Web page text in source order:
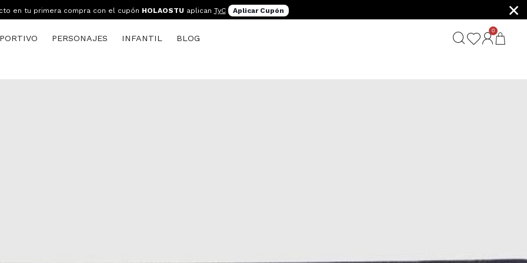
en tu primera compra con el cupón HOLAOSTU aplican TyC Aplicar Cupón ×
PERSONAJES INFANTIL BLOG
0